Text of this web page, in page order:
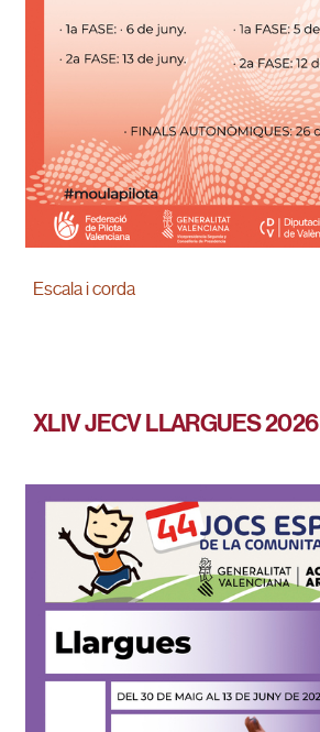
Escala i corda
XLIV JECV LLARGUES 2026